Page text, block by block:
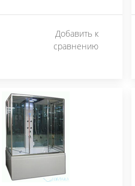
Добавить к
сравнению